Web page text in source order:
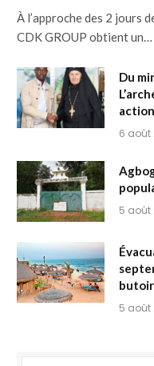
À l’approche des 2 jours
CDK GROUP obtient un…
Du
6 août
5 août
butoir
5 août